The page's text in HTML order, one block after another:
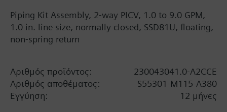
Piping Kit Assembly, 2-way PICV, 1.0 to 9.0 GPM,
1.0 in. line size, normally closed, SSD81U, floating,
non-spring return
Αριθμός προϊόντος:
230043041.0-A2CCE
Αριθμός αποθέματος:
S55301-M115-A380
Εγγύηση:
12 μήνες